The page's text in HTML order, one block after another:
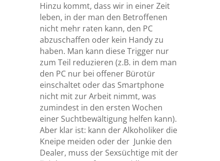
Hinzu kommt, dass wir in einer Zeit
leben, in der man den Betroffenen
nicht mehr raten kann, den PC
abzuschaffen oder kein Handy zu
haben. Man kann diese Trigger nur
zum Teil reduzieren (z.B. in dem man
den PC nur bei offener Bürotür
einschaltet oder das Smartphone
nicht mit zur Arbeit nimmt, was
zumindest in den ersten Wochen
einer Suchtbewältigung helfen kann).
Aber klar ist: kann der Alkoholiker die
Kneipe meiden oder der Junkie den
Dealer, muss der Sexsüchtige mit der